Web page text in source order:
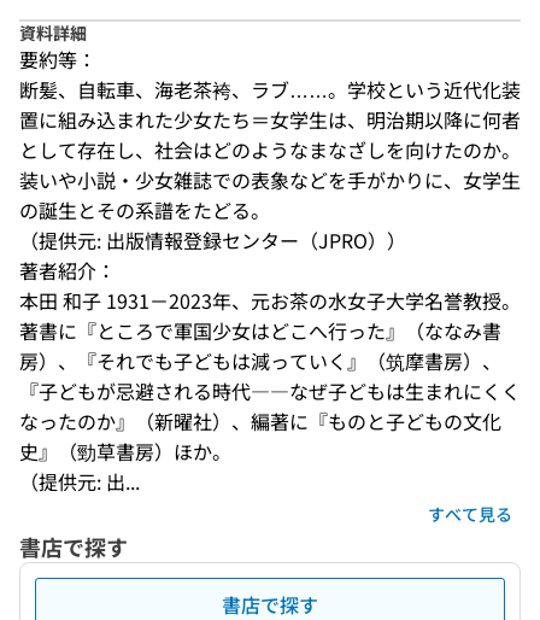
資料詳細
要約等：
断髪、自転車、海老茶袴、ラブ……。学校という近代化装
置に組み込まれた少女たち＝女学生は、明治期以降に何者
として存在し、社会はどのようなまなざしを向けたのか。
装いや小説・少女雑誌での表象などを手がかりに、女学生
の誕生とその系譜をたどる。
（提供元: 出版情報登録センター（JPRO））
著者紹介：
本田 和子 1931－2023年、元お茶の水女子大学名誉教授。
著書に『ところで軍国少女はどこへ行った』（ななみ書
房）、『それでも子どもは減っていく』（筑摩書房）、
『子どもが忌避される時代――なぜ子どもは生まれにくく
なったのか』（新曜社）、編著に『ものと子どもの文化
史』（勁草書房）ほか。
（提供元: 出...
すべて見る
書店で探す
書店で探す